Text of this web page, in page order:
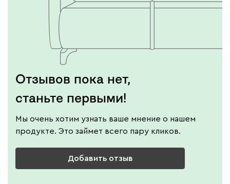
Отзывов пока нет,
станьте первыми!
Мы очень хотим узнать ваше мнение о нашем
продукте. Это займет всего пару кликов.
Добавить отзыв